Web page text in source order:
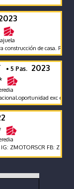
construcción de casa.
• 5 Pas. 2023
exc
ZMOTORSCR FB: Z